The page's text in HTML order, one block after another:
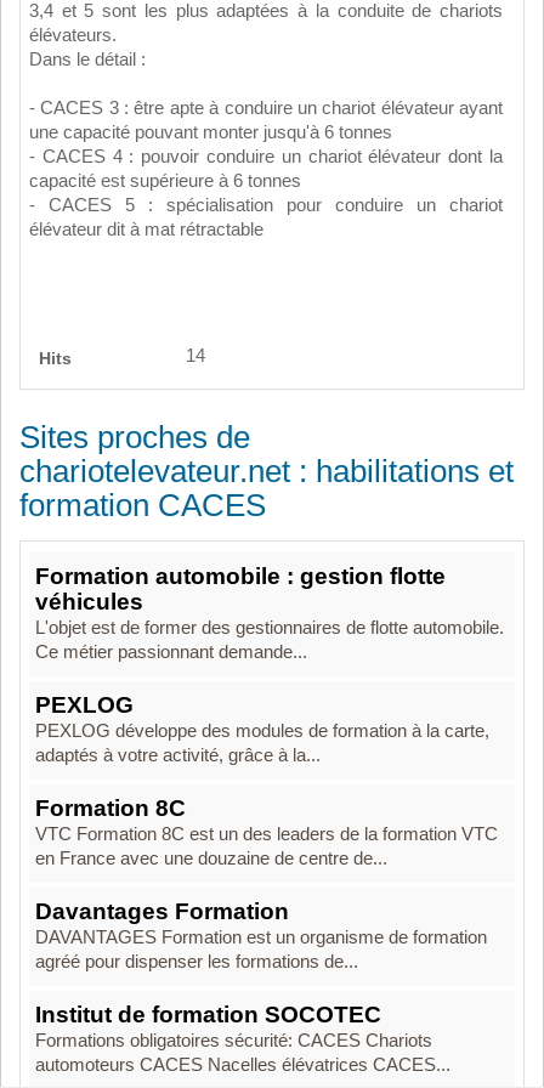
3,4 et 5 sont les plus adaptées à la conduite de chariots
élévateurs.
Dans le détail :
- CACES 3 : être apte à conduire un chariot élévateur ayant
une capacité pouvant monter jusqu'à 6 tonnes
- CACES 4 : pouvoir conduire un chariot élévateur dont la
capacité est supérieure à 6 tonnes
- CACES 5 : spécialisation pour conduire un chariot
élévateur dit à mat rétractable
Hits 14
Sites proches de
chariotelevateur.net : habilitations et
formation CACES
Formation automobile : gestion flotte
véhicules
L'objet est de former des gestionnaires de flotte automobile.
Ce métier passionnant demande...
PEXLOG
PEXLOG développe des modules de formation à la carte,
adaptés à votre activité, grâce à la...
Formation 8C
VTC Formation 8C est un des leaders de la formation VTC
en France avec une douzaine de centre de...
Davantages Formation
DAVANTAGES Formation est un organisme de formation
agréé pour dispenser les formations de...
Institut de formation SOCOTEC
Formations obligatoires sécurité: CACES Chariots
automoteurs CACES Nacelles élévatrices CACES...